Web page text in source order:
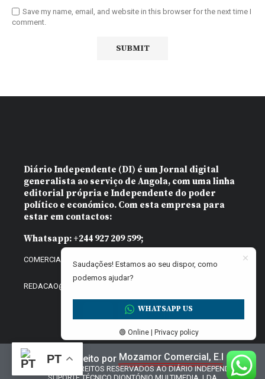
Save my name, email, and website in this browser for the next time I
comment.
Diário Independente (DI) é um Jornal digital
generalista ao serviço de Angola, com uma linha
editorial própria e Independente do poder
político e económico. Com esta empresa para
estar em contactos:
Whatsapp: +244 927 209 599;
COMERCIAL@DIARIOINDEPENDENTE.INFO
REDACAO@DIARIOINDEPENDENTE.INFO
Website feito por Mozamor Comercial, E.I
@2025 – TODOS DIREITOS RESERVADOS AO DIÁRIO INDEPENDENTE |
PT
Saudações! Estamos ao seu dispor, como
podemos ajudar?
WHATSAPP US
🟢 Online | Privacy policy